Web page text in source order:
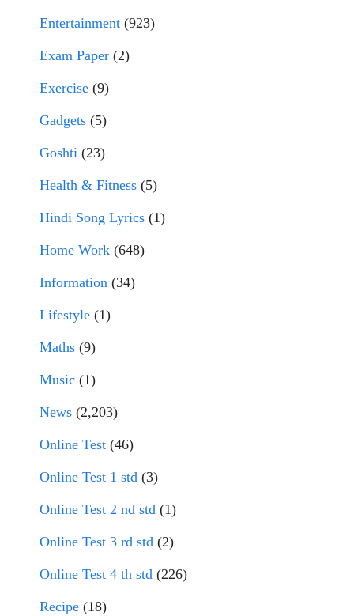
Entertainment (923)
Exam Paper (2)
Exercise (9)
Gadgets (5)
Goshti (23)
Health & Fitness (5)
Hindi Song Lyrics (1)
Home Work (648)
Information (34)
Lifestyle (1)
Maths (9)
Music (1)
News (2,203)
Online Test (46)
Online Test 1 std (3)
Online Test 2 nd std (1)
Online Test 3 rd std (2)
Online Test 4 th std (226)
Recipe (18)